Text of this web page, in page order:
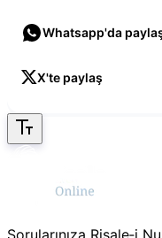
Whatsapp'da
X'te paylaş
Sorularınıza Risale‑i